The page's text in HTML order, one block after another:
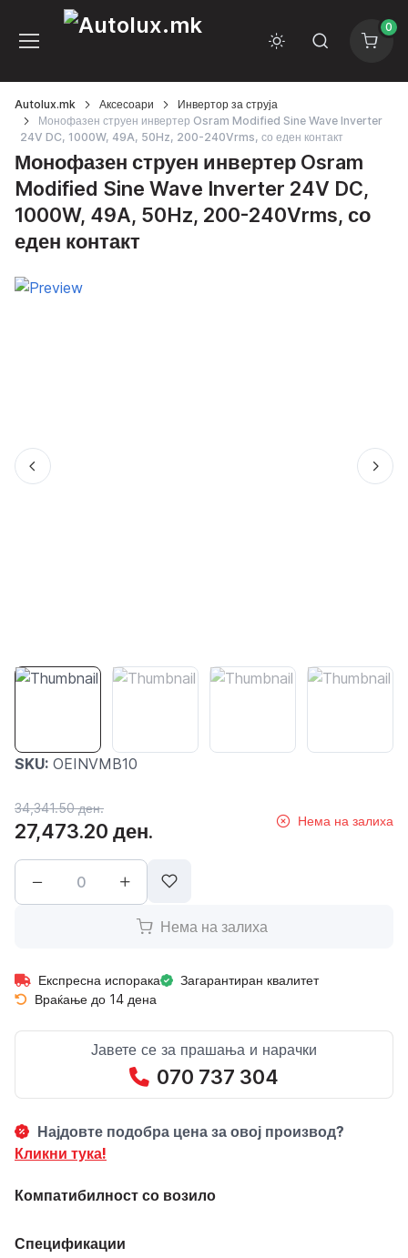
0
Autolux.mk Аксесоари
Инвертор за струја
Монофазен струен инвертер Osram Modified Sine Wave Inverter
24V DC, 1000W, 49A, 50Hz, 200-240Vrms, со еден контакт
Монофазен струен инвертер Osram
Modified Sine Wave Inverter 24V DC,
1000W, 49A, 50Hz, 200-240Vrms, со
еден контакт
SKU: OEINVMB10
34,341.50 ден.
27,473.20 ден. Нема на залиха
Нема на залиха
Експресна испорака
Загарантиран квалитет
Враќање до 14 дена
Јавете се за прашања и нарачки
070 737 304
Најдовте подобра цена за овој производ?
Кликни тука!
Компатибилност со возило
Спецификации